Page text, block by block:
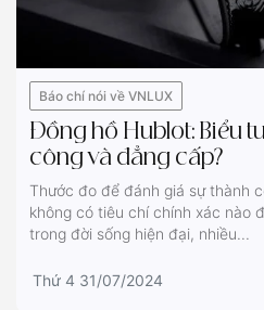
Báo chí nói về VNLUX
Đồng hồ Hublot: Biểu
công và đẳng cấp?
Thước đo để đánh giá sự thành
không có tiêu chí chính xác nào
trong đời sống hiện đại, nhiều...
Thứ 4 31/07/2024